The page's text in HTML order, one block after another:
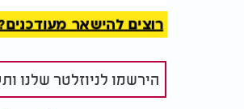
הודיע כי לא יעלה השנה
מתקבלת. "רשב"י ישמע את
למעלה בשמיים. כדאי
רוצים להישאר מעודכנים?
הירשמו לניוזלטר שלנו